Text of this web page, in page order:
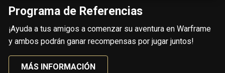
Programa de Referencias
¡Ayuda a tus amigos a comenzar su aventura en Warframe
y ambos podrán ganar recompensas por jugar juntos!
MÁS INFORMACIÓN